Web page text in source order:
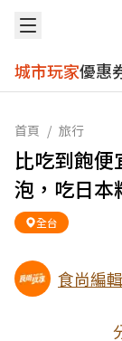
城市玩家優惠
首頁 / 旅行
比吃到飽
泡，吃日本
全台
食尚編